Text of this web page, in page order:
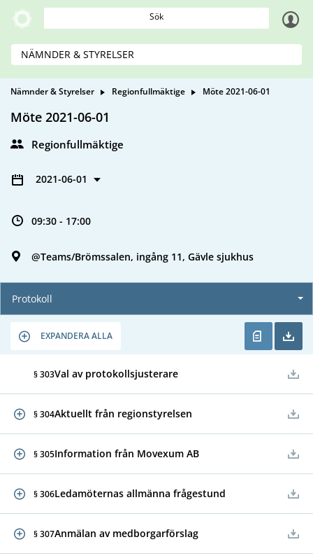
Sök
NÄMNDER & STYRELSER
Nämnder & Styrelser Regionfullmäktige Möte 2021-06-01
Möte 2021-06-01
Regionfullmäktige
2021-06-01
09:30 - 17:00
@Teams/Brömssalen, ingång 11, Gävle sjukhus
Protokoll
EXPANDERA ALLA
§ 303Val av protokollsjusterare
§ 304Aktuellt från regionstyrelsen
§ 305Information från Movexum AB
§ 306Ledamöternas allmänna frågestund
§ 307Anmälan av medborgarförslag